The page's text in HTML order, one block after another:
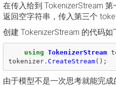
在传入给到 TokenizerStream
返回空字符串，传入第三个
创建 TokenizerStream 的代码如
using TokenizerStream
tokenizer. CreateStream();
由于模型不是一次思考就能完